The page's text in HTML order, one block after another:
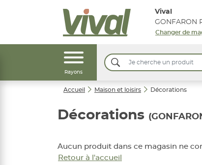
Vival
Changer de
Rayons
Accueil Maison et loisirs Décorations
Décorations
Aucun produit dans ce magasin ne
Retour à l'accueil